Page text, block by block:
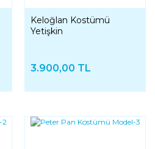
Keloğlan Kostümü
Yetişkin
3.900,00 TL